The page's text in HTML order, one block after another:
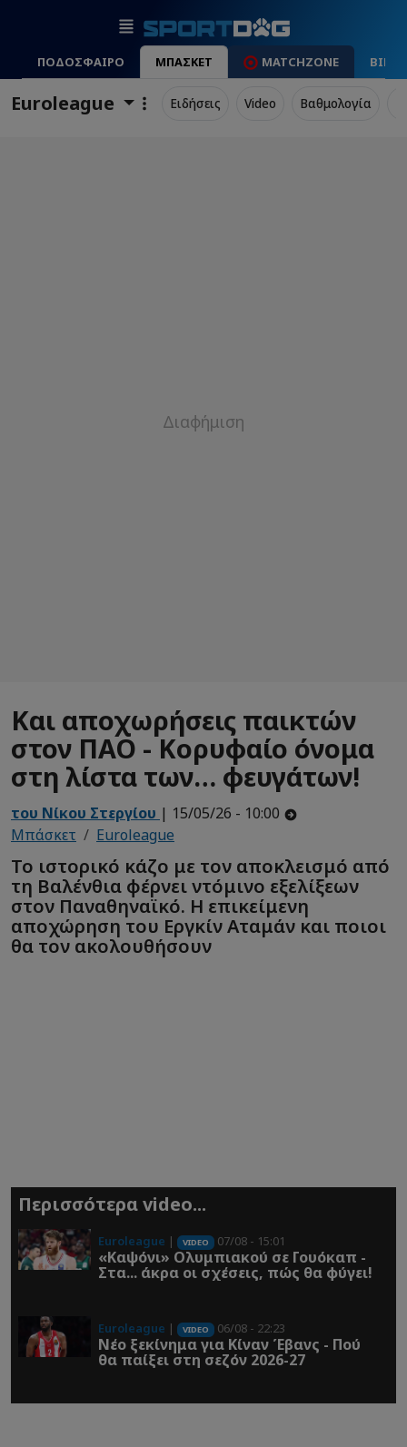
ΠΟΔΟΣΦΑΙΡΟ ΜΠΑΣΚΕΤ MATCHZONE
Euroleague Ειδήσεις Video Βαθμολογία
Και αποχωρήσεις παικτών
στον ΠΑΟ - Κορυφαίο όνομα
στη λίστα των… φευγάτων!
του Νίκου Στεργίου | 15/05/26 - 10:00
Μπάσκετ
Euroleague
Το ιστορικό κάζο με τον αποκλεισμό από
τη Βαλένθια φέρνει ντόμινο εξελίξεων
στον Παναθηναϊκό. Η επικείμενη
αποχώρηση του Εργκίν Αταμάν και ποιοι
θα τον ακολουθήσουν
Περισσότερα video...
Euroleague | VIDEO 07/08 - 15:01
«Καψόνι» Ολυμπιακού σε Γουόκαπ -
Στα... άκρα οι σχέσεις, πώς θα φύγει!
Euroleague | VIDEO 06/08 - 22:23
Νέο ξεκίνημα για Κίναν Έβανς - Πού
θα παίξει στη σεζόν 2026-27